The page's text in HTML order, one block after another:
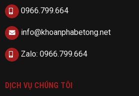
0966.799.664
info@khoanphabetong.net
Zalo: 0966.799.664
DỊCH VỤ CHÚNG TÔI